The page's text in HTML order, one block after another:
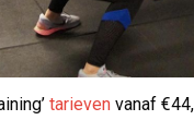
tarievenvanaf